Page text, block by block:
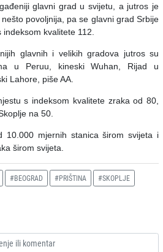
glavni grad u svijetu, a jutros je
povoljnija, pa se glavni grad Srbije
kvalitete 112.
glavnih i velikih gradova jutros su
u Peruu, kineski Wuhan, Rijad u
Lahore, piše AA.
s indeksom kvalitete zraka od 80,
na 50.
10.000 mjernih stanica širom svijeta i
širom svijeta.
#BEOGRAD #PRIŠTINA #SKOPLJE